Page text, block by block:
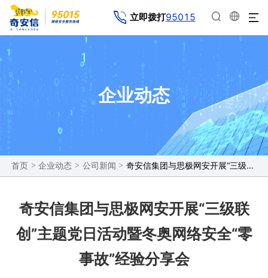
立即拨打95015
企业动态
首页 > 企业动态 > 公司新闻 > 奇安信集团与思极网安开展“三级联创”主题党日活动暨冬奥网络安全“零事故”经验分享会
奇安信集团与思极网安开展“三级联
创”主题党日活动暨冬奥网络安全“零
事故”经验分享会